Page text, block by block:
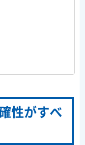
性がすべ